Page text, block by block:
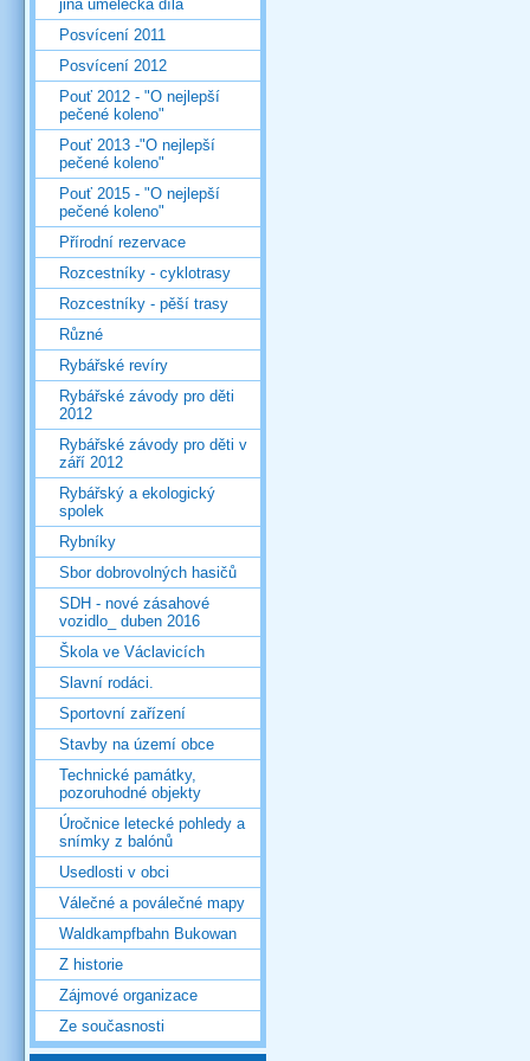
jiná umělecká díla
Posvícení 2011
Posvícení 2012
Pouť 2012 - "O nejlepší
pečené koleno"
Pouť 2013 -"O nejlepší
pečené koleno"
Pouť 2015 - "O nejlepší
pečené koleno"
Přírodní rezervace
Rozcestníky - cyklotrasy
Rozcestníky - pěší trasy
Různé
Rybářské revíry
Rybářské závody pro děti
2012
Rybářské závody pro děti v
září 2012
Rybářský a ekologický
spolek
Rybníky
Sbor dobrovolných hasičů
SDH - nové zásahové
vozidlo_ duben 2016
Škola ve Václavicích
Slavní rodáci.
Sportovní zařízení
Stavby na území obce
Technické památky,
pozoruhodné objekty
Úročnice letecké pohledy a
snímky z balónů
Usedlosti v obci
Válečné a poválečné mapy
Waldkampfbahn Bukowan
Z historie
Zájmové organizace
Ze současnosti